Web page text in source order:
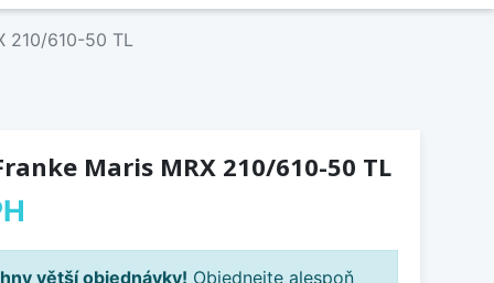
210/610-50 TL
Maris MRX 210/610-50 TL
větší objednávky! Objednejte alespoň